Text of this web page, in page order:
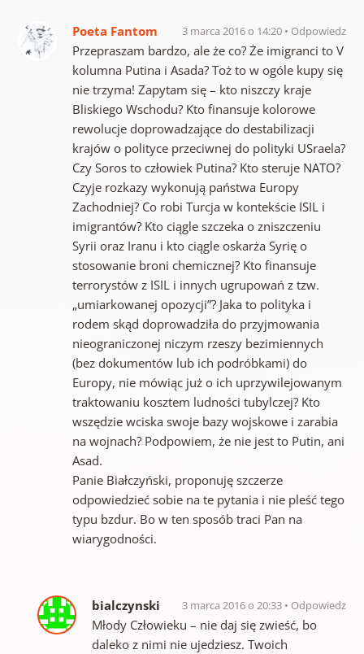
Poeta Fantom 3 marca 2016 o 14:20 Odpowiedz
Przepraszam bardzo, ale że co? Że imigranci to V
kolumna Putina i Asada? Toż to w ogóle kupy się
nie trzyma! Zapytam się – kto niszczy kraje
Bliskiego Wschodu? Kto finansuje kolorowe
rewolucje doprowadzające do destabilizacji
krajów o polityce przeciwnej do polityki USraela?
Czy Soros to człowiek Putina? Kto steruje NATO?
Czyje rozkazy wykonują państwa Europy
Zachodniej? Co robi Turcja w kontekście ISIL i
imigrantów? Kto ciągle szczeka o zniszczeniu
Syrii oraz Iranu i kto ciągle oskarża Syrię o
stosowanie broni chemicznej? Kto finansuje
terrorystów z ISIL i innych ugrupowań z tzw.
„umiarkowanej opozycji”? Jaka to polityka i
rodem skąd doprowadziła do przyjmowania
nieograniczonej niczym rzeszy bezimiennych
(bez dokumentów lub ich podróbkami) do
Europy, nie mówiąc już o ich uprzywilejowanym
traktowaniu kosztem ludności tubylczej? Kto
wszędzie wciska swoje bazy wojskowe i zarabia
na wojnach? Podpowiem, że nie jest to Putin, ani
Asad.
Panie Białczyński, proponuję szczerze
odpowiedzieć sobie na te pytania i nie pleść tego
typu bzdur. Bo w ten sposób traci Pan na
wiarygodności.
bialczynski 3 marca 2016 o 20:33 Odpowiedz
Młody Człowieku – nie daj się zwieść, bo
daleko z nimi nie ujedziesz. Twoich